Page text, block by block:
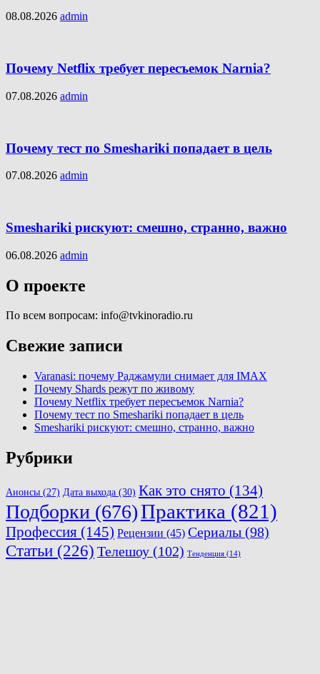
08.08.2026 admin
Почему Netflix требует пересъемок Narnia?
07.08.2026 admin
Почему тест по Smeshariki попадает в цель
07.08.2026 admin
Smeshariki рискуют: смешно, странно, важно
06.08.2026 admin
О проекте
По всем вопросам: info@tvkinoradio.ru
Свежие записи
Varanasi: почему Раджамули снимает для IMAX
Почему Shards режут по живому
Почему Netflix требует пересъемок Narnia?
Почему тест по Smeshariki попадает в цель
Smeshariki рискуют: смешно, странно, важно
Рубрики
Анонсы (27) Дата выхода (30) Как это снято (134)
Подборки (676)Практика (821)
Профессия (145) Рецензии (45) Сериалы (98)
Статьи (226) Телешоу (102) Тенденция (14)